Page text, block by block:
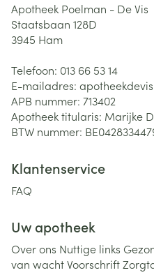
Apotheek Poelman - De Vis
Staatsbaan 128D
3945 Ham
Telefoon: 013 66 53 14
E-mailadres:
APB nummer: 713402
Apotheek titularis: Marijke
BTW nummer:
Klantenservice
FAQ
Uw apotheek
Over ons Nuttige links
van wachtVoorschrift